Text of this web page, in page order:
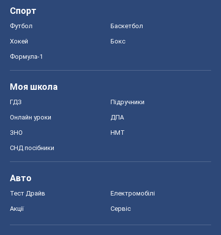
Спорт
Футбол Баскетбол
Хокей Бокс
Формула-1
Моя школа
ГДЗ Підручники
Онлайн уроки ДПА
ЗНО НМТ
СНД посібники
Авто
Тест Драйв Електромобілі
Акції Сервіс